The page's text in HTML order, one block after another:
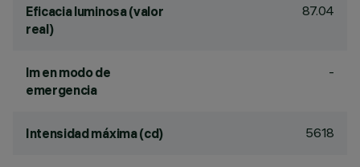
Eficacia luminosa (valor
real)
87.04
lm en modo de
emergencia
-
Intensidad máxima (cd) 5618